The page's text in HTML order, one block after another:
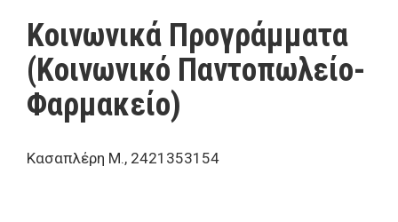
Κοινωνικά Προγράμματα
(Κοινωνικό Παντοπωλείο-
Φαρμακείο)
Κασαπλέρη Μ., 2421353154